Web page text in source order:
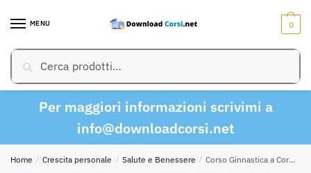
MENU
Cerca:Cerca
0
Per maggiori informazioni scrivimi a
info@downloadcorsi.net
Home / Crescita personale / Salute e Benessere / Corso Ginnastica a Corpo Libero & Stretching – CSEN Corsi